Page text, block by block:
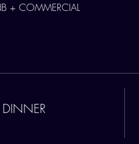
+ COMMERCIAL
DINNER